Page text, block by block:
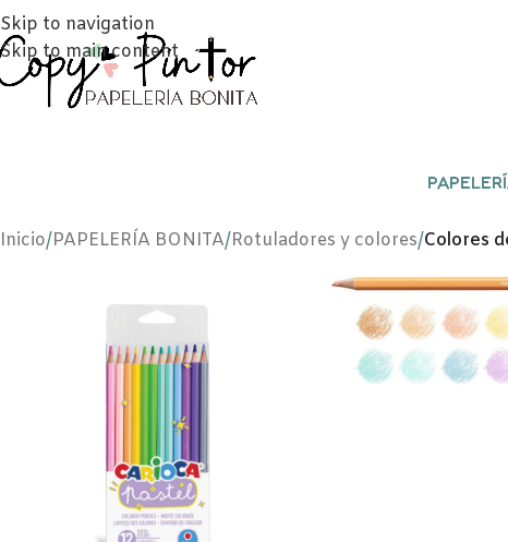
Skip to navigation
Skip to main content
Inicio/PAPELERÍA BONITA/Rotuladores y colores/Colores